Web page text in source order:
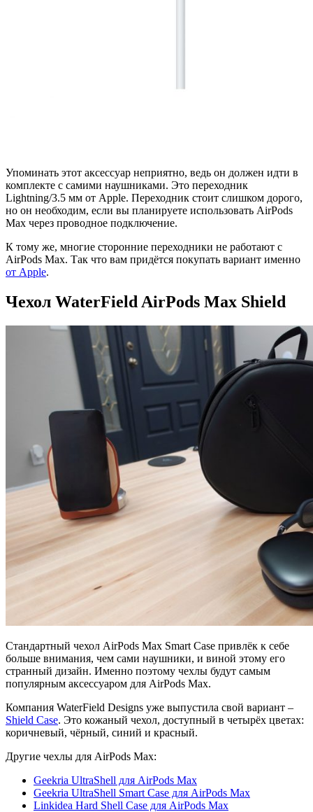
Упоминать этот аксессуар неприятно, ведь он должен идти в
комплекте с самими наушниками. Это переходник
Lightning/3.5 мм от Apple. Переходник стоит слишком дорого,
но он необходим, если вы планируете использовать AirPods
Max через проводное подключение.
К тому же, многие сторонние переходники не работают с
AirPods Max. Так что вам придётся покупать вариант именно
от Apple.
Чехол WaterField AirPods Max Shield
Стандартный чехол AirPods Max Smart Case привлёк к себе
больше внимания, чем сами наушники, и виной этому его
странный дизайн. Именно поэтому чехлы будут самым
популярным аксессуаром для AirPods Max.
Компания WaterField Designs уже выпустила свой вариант –
Shield Case. Это кожаный чехол, доступный в четырёх цветах:
коричневый, чёрный, синий и красный.
Другие чехлы для AirPods Max:
Geekria UltraShell для AirPods Max
Geekria UltraShell Smart Case для AirPods Max
Linkidea Hard Shell Case для AirPods Max